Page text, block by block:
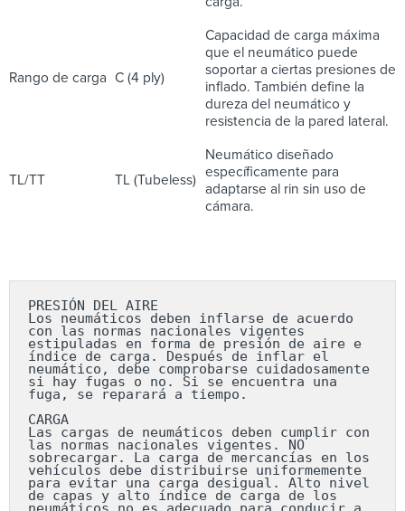
Rango de carga C (4 ply)
Capacidad de carga máxima
que el neumático puede
soportar a ciertas presiones de
inflado. También define la
dureza del neumático y
resistencia de la pared lateral.
TL/TT TL (Tubeless)
Neumático diseñado
específicamente para
adaptarse al rin sin uso de
cámara.
PRESIÓN DEL AIRE
Los neumáticos deben inflarse de acuerdo
con las normas nacionales vigentes
estipuladas en forma de presión de aire e
índice de carga. Después de inflar el
neumático, debe comprobarse cuidadosamente
si hay fugas o no. Si se encuentra una
fuga, se reparará a tiempo.
CARGA
Las cargas de neumáticos deben cumplir con
las normas nacionales vigentes. NO
sobrecargar. La carga de mercancías en los
vehículos debe distribuirse uniformemente
para evitar una carga desigual. Alto nivel
de capas y alto índice de carga de los
neumáticos no es adecuado para conducir a